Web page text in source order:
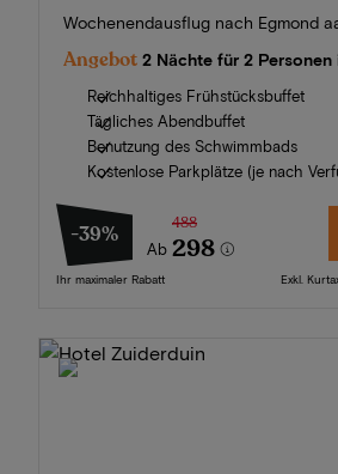
Wochenendausflug nach Egmond
Angebot 2 Nächte für 2 Personen
Reichhaltiges Frühstücksbuffet
Tägliches Abendbuffet
Benutzung des Schwimmbads
Kostenlose Parkplätze (je nach
-39%
Ab
488
298
Ihr maximaler Rabatt Exkl.